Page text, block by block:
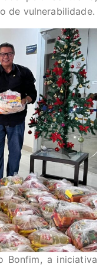
de vulnerabilidade.
Bonfim, a iniciativa